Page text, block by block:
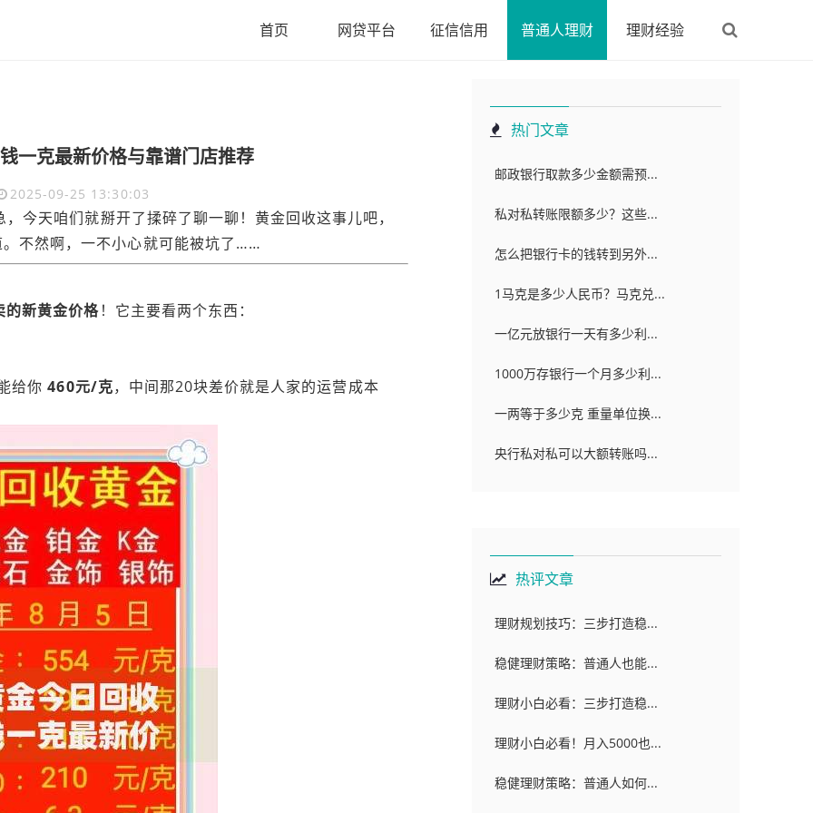
首页 网贷平台 征信信用 普通人理财 理财经验
一克最新价格与靠谱门店推荐
2025-09-25 13:30:03
今天咱们就掰开了揉碎了聊一聊！黄金回收这事儿吧，
不然啊，一不小心就可能被坑了……
的新黄金价格！它主要看两个东西：
给你460元/克，中间那20块差价就是人家的运营成本
热门文章
邮政银行取款多少金额需预...
私对私转账限额多少？这些...
怎么把银行卡的钱转到另外...
1马克是多少人民币？马克兑...
一亿元放银行一天有多少利...
1000万存银行一个月多少利...
一两等于多少克 重量单位换...
央行私对私可以大额转账吗...
热评文章
理财规划技巧：三步打造稳...
稳健理财策略：普通人也能...
理财小白必看：三步打造稳...
理财小白必看！月入5000也...
稳健理财策略：普通人如何...